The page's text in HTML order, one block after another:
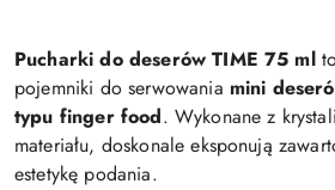
Pucharki do deserów TIME 75 ml
pojemniki do serwowania mini
typu finger food. Wykonane z
materiału, doskonale eksponują
estetykę podania.